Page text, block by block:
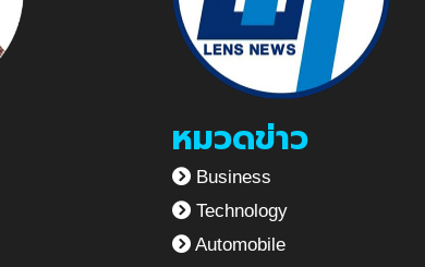
หมวดข่าว
Business
Technology
Automobile